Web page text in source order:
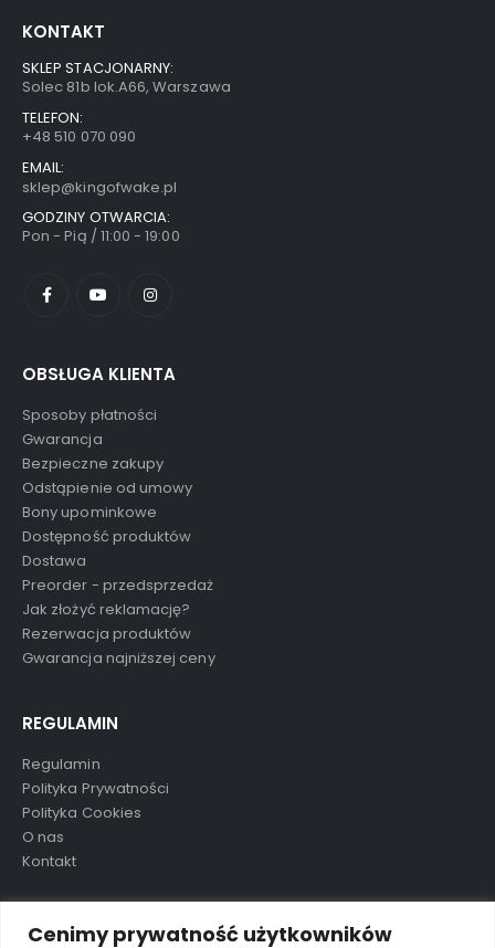
Cenimy prywatność użytkowników
KONTAKT
SKLEP STACJONARNY:
Solec 81b lok.A66, Warszawa
TELEFON:
+48 510 070 090
EMAIL:
sklep@kingofwake.pl
GODZINY OTWARCIA:
Pon - Pią / 11:00 - 19:00
OBSŁUGA KLIENTA
Sposoby płatności
Gwarancja
Bezpieczne zakupy
Odstąpienie od umowy
Bony upominkowe
Dostępność produktów
Dostawa
Preorder - przedsprzedaż
Jak złożyć reklamację?
Rezerwacja produktów
Gwarancja najniższej ceny
REGULAMIN
Regulamin
Polityka Prywatności
Polityka Cookies
O nas
Kontakt
TAGI